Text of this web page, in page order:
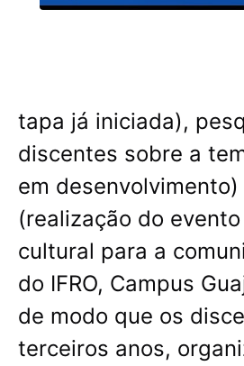
tapa já iniciada),
discentes sobre a
em
(realização do
cultural para a
do IFRO, Campus
de modo que os
terceiros anos,